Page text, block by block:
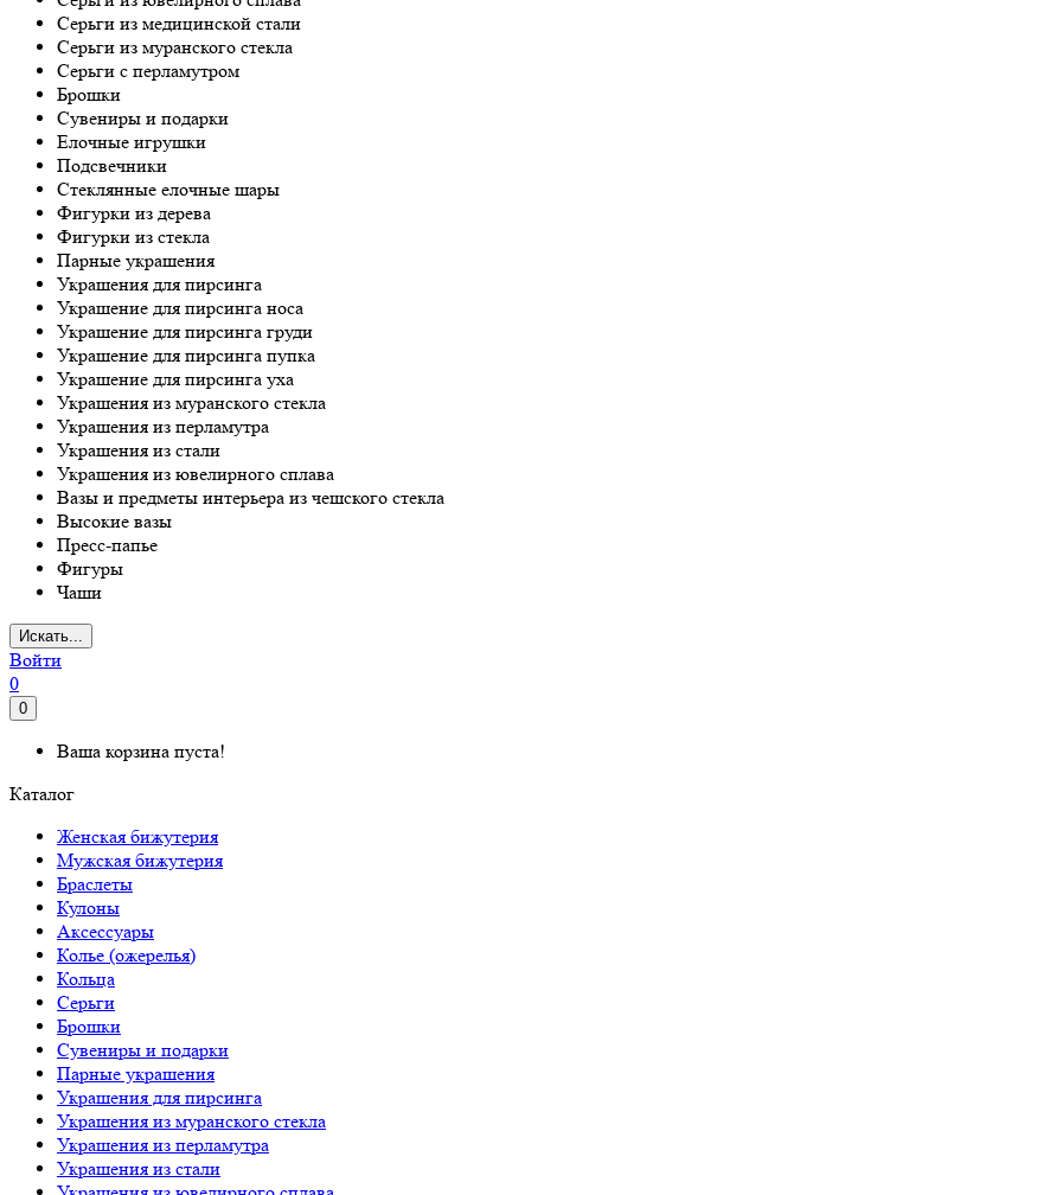
Серьги из медицинской стали
Серьги из муранского стекла
Серьги с перламутром
Брошки
Сувениры и подарки
Елочные игрушки
Подсвечники
Стеклянные елочные шары
Фигурки из дерева
Фигурки из стекла
Парные украшения
Украшения для пирсинга
Украшение для пирсинга носа
Украшение для пирсинга груди
Украшение для пирсинга пупка
Украшение для пирсинга уха
Украшения из муранского стекла
Украшения из перламутра
Украшения из стали
Украшения из ювелирного сплава
Вазы и предметы интерьера из чешского стекла
Высокие вазы
Пресс-папье
Фигуры
Чаши
Искать...
Войти
0
0
Ваша корзина пуста!
Каталог
Женская бижутерия
Мужская бижутерия
Браслеты
Кулоны
Аксессуары
Колье (ожерелья)
Кольца
Серьги
Брошки
Сувениры и подарки
Парные украшения
Украшения для пирсинга
Украшения из муранского стекла
Украшения из перламутра
Украшения из стали